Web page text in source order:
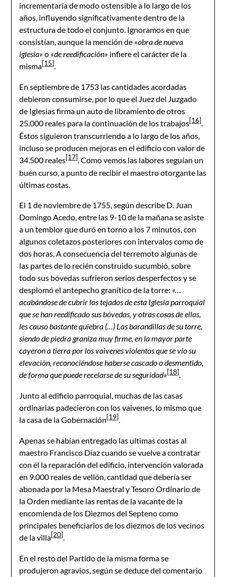
incrementaría de modo ostensible a lo largo de los
años, influyendo significativamente dentro de la
estructura de todo el conjunto. Ignoramos en que
consistían, aunque la mención de «obra de nueva
iglesia» o «de reedificación» infiere el carácter de la
misma[15].
En septiembre de 1753 las cantidades acordadas
debieron consumirse, por lo que el Juez del Juzgado
de Iglesias firma un auto de libramiento de otros
25.000 reales para la continuación de los trabajos[16].
Éstos siguieron transcurriendo a lo largo de los años,
incluso se producen mejoras en el edificio con valor de
34.500 reales[17]. Como vemos las labores seguían un
buen curso, a punto de recibir el maestro otorgante las
últimas costas.
El 1 de noviembre de 1755, según describe D. Juan
Domingo Acedo, entre las 9-10 de la mañana se asiste
a un temblor que duró en torno a los 7 minutos, con
algunos coletazos posteriores con intervalos como de
dos horas. A consecuencia del terremoto algunas de
las partes de lo recién construido sucumbió, sobre
todo sus bóvedas sufrieron serios desperfectos y se
desplomó el antepecho granítico de la torre: «…
acabándose de cubrir los tejados de esta Iglesia parroquial
que se han reedificado sus bóvedas, y otras cosas de ellas,
les causo bastante quiebra (…) Las barandillas de su torre,
siendo de piedra graniza muy firme, en la mayor parte
cayeron a tierra por los vaivenes violentos que se vio su
elevación, reconociéndose haberse cascado o desmentido,
de forma que puede recelarse de su seguridad»[18].
Junto al edificio parroquial, muchas de las casas
ordinarias padecieron con los vaivenes, lo mismo que
la casa de la Gobernación[19].
Apenas se habían entregado las ultimas costas al
maestro Francisco Díaz cuando se vuelve a contratar
con él la reparación del edificio, intervención valorada
en 9.000 reales de vellón, cantidad que debería ser
abonada por la Mesa Maestral y Tesoro Ordinario de
la Orden mediante las rentas de la vacante de la
encomienda de los Diezmos del Septeno como
principales beneficiarios de los diezmos de los vecinos
de la villa[20].
En el resto del Partido de la misma forma se
produjeron agravios, según se deduce del comentario